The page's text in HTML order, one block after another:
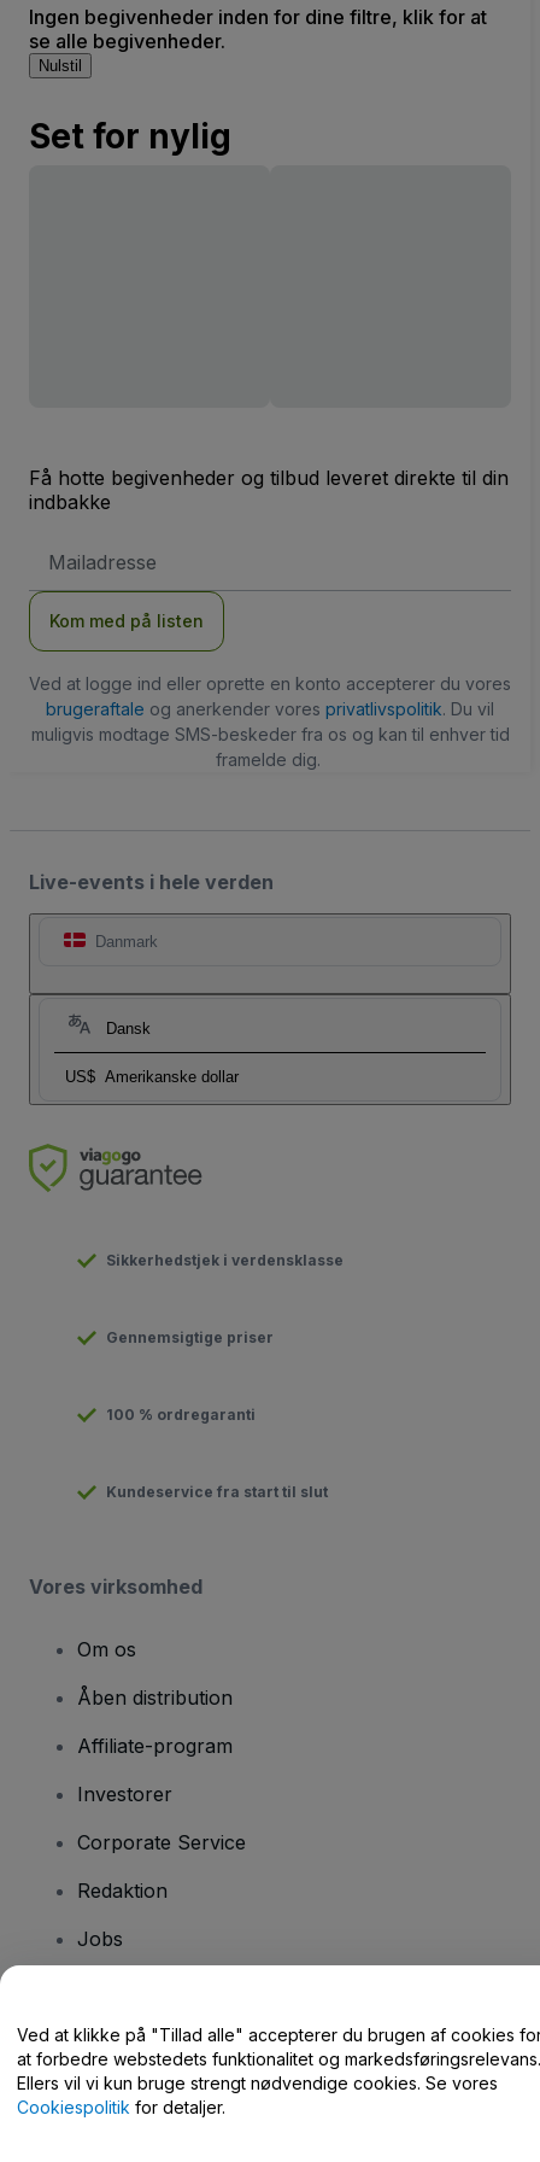
Ingen begivenheder inden for dine filtre, klik for at
se alle begivenheder.
Nulstil
Set for nylig
Få hotte begivenheder og tilbud leveret direkte til din
indbakke
adresse
Kom med på listen
Ved at logge ind eller oprette en konto accepterer du vores
brugeraftale og anerkender vores privatlivspolitik. Du vil
muligvis modtage SMS-beskeder fra os og kan til enhver tid
framelde dig.
Live-events i hele verden
Danmark
Dansk
US$ Amerikanske dollar
Sikkerhedstjek i verdensklasse
Gennemsigtige priser
100 % ordregaranti
Kundeservice fra start til slut
Vores virksomhed
Om os
Åben distribution
Affiliate-program
Investorer
Corporate Service
Redaktion
Jobs
Har du spørgsmål?
Hjælpecenter / Kontakt os
Ved at klikke på "Tillad alle" accepterer du brugen af cookies
at forbedre webstedets funktionalitet og markedsføringsrelevans.
Ellers vil vi kun bruge strengt nødvendige cookies. Se vores
Cookiespolitik for detaljer.